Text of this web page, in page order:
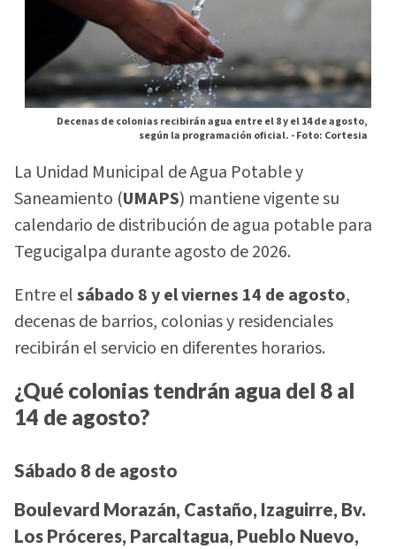
Decenas de colonias recibirán agua entre el 8 y el 14 de agosto,
según la programación oficial. -Foto: Cortesia
La Unidad Municipal de Agua Potable y
Saneamiento (UMAPS) mantiene vigente su
calendario de distribución de agua potable para
Tegucigalpa durante agosto de 2026.
Entre elsábado 8 y el viernes 14 de agosto,
decenas de barrios, colonias y residenciales
recibirán el servicio en diferentes horarios.
¿Qué colonias tendrán agua del 8 al
14 de agosto?
Sábado 8 de agosto
Boulevard Morazán, Castaño, Izaguirre, Bv.
Los Próceres, Parcaltagua, Pueblo Nuevo,